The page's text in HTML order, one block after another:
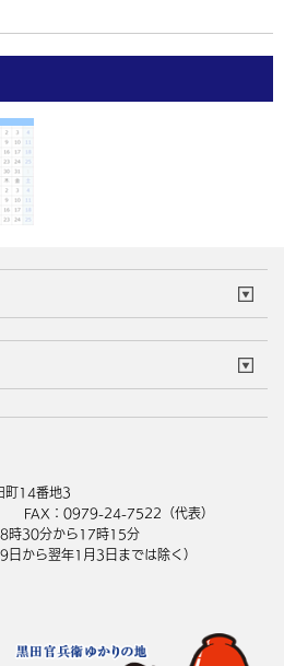
組織案内
町14番地3
FAX：0979-24-7522（代表）
8時30分から17時15分
日から翌年1月3日までは除く）